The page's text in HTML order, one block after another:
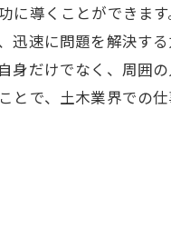
に導くことができま
迅速に問題を解決す
身だけでなく、周囲
とで、土木業界での